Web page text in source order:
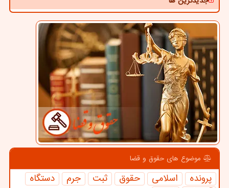
موضوع های حقوق و قضا
پرونده اسلامی حقوق ثبت جرم
دستگاه